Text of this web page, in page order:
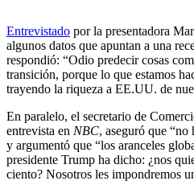
Entrevistado por la presentadora
algunos datos que apuntan a una
respondió: “Odio predecir cosas
transición, porque lo que estamos
trayendo la riqueza a EE.UU. de
En paralelo, el secretario de
entrevista en NBC, aseguró que
y argumentó que “los aranceles
presidente Trump ha dicho: ¿nos
ciento? Nosotros les impondremos